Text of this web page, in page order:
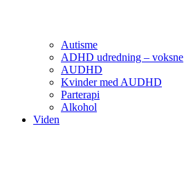
Autisme
ADHD udredning – voksne
AUDHD
Kvinder med AUDHD
Parterapi
Alkohol
Viden